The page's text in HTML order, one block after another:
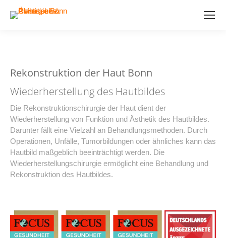
Rekonstruktion der Haut Bonn
Wiederherstellung des Hautbildes
Die Rekonstruktionschirurgie der Haut dient der
Wiederherstellung von Funktion und Ästhetik des Hautbildes.
Darunter fällt eine Vielzahl an Behandlungsmethoden. Durch
Operationen, Unfälle, Tumorbildungen oder ähnliches kann das
Hautbild maßgeblich beeinträchtigt werden. Die
Wiederherstellungschirurgie ermöglicht eine Behandlung und
Rekonstruktion des Hautbildes.